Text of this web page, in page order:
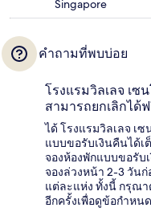
Singapore
คำถามที่พบบ่อย
โรงแรมวิลเลจ เ
สามารถยกเลิกได้
ได้ โรงแรมวิลเลจ เ
แบบขอรับเงินคืนได้เ
จองห้องพักแบบขอรับ
จองล่วงหน้า 2-3 วัน
แต่ละแห่ง ทั้งนี้ กรุณ
อีกครั้งเพื่อดูข้อกำหน